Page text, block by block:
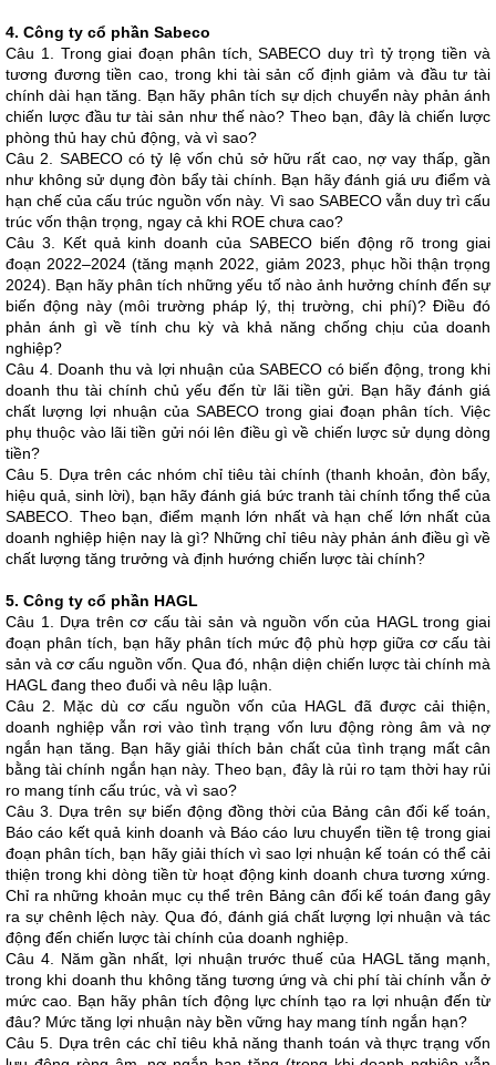
4. Công ty cổ phần Sabeco
Câu 1. Trong giai đoạn phân tích, SABECO duy trì tỷ trọng tiền và
tương đương tiền cao, trong khi tài sản cố định giảm và đầu tư tài
chính dài hạn tăng. Bạn hãy phân tích sự dịch chuyển này phản ánh
chiến lược đầu tư tài sản như thế nào? Theo bạn, đây là chiến lược
phòng thủ hay chủ động, và vì sao?
Câu 2. SABECO có tỷ lệ vốn chủ sở hữu rất cao, nợ vay thấp, gần
như không sử dụng đòn bẩy tài chính. Bạn hãy đánh giá ưu điểm và
hạn chế của cấu trúc nguồn vốn này. Vì sao SABECO vẫn duy trì cấu
trúc vốn thận trọng, ngay cả khi ROE chưa cao?
Câu 3. Kết quả kinh doanh của SABECO biến động rõ trong giai
đoạn 2022–2024 (tăng mạnh 2022, giảm 2023, phục hồi thận trọng
2024). Bạn hãy phân tích những yếu tố nào ảnh hưởng chính đến sự
biến động này (môi trường pháp lý, thị trường, chi phí)? Điều đó
phản ánh gì về tính chu kỳ và khả năng chống chịu của doanh
nghiệp?
Câu 4. Doanh thu và lợi nhuận của SABECO có biến động, trong khi
doanh thu tài chính chủ yếu đến từ lãi tiền gửi. Bạn hãy đánh giá
chất lượng lợi nhuận của SABECO trong giai đoạn phân tích. Việc
phụ thuộc vào lãi tiền gửi nói lên điều gì về chiến lược sử dụng dòng
tiền?
Câu 5. Dựa trên các nhóm chỉ tiêu tài chính (thanh khoản, đòn bẩy,
hiệu quả, sinh lời), bạn hãy đánh giá bức tranh tài chính tổng thể của
SABECO. Theo bạn, điểm mạnh lớn nhất và hạn chế lớn nhất của
doanh nghiệp hiện nay là gì? Những chỉ tiêu này phản ánh điều gì về
chất lượng tăng trưởng và định hướng chiến lược tài chính?
5. Công ty cổ phần HAGL
Câu 1. Dựa trên cơ cấu tài sản và nguồn vốn của HAGL trong giai
đoạn phân tích, bạn hãy phân tích mức độ phù hợp giữa cơ cấu tài
sản và cơ cấu nguồn vốn. Qua đó, nhận diện chiến lược tài chính mà
HAGL đang theo đuổi và nêu lập luận.
Câu 2. Mặc dù cơ cấu nguồn vốn của HAGL đã được cải thiện,
doanh nghiệp vẫn rơi vào tình trạng vốn lưu động ròng âm và nợ
ngắn hạn tăng. Bạn hãy giải thích bản chất của tình trạng mất cân
bằng tài chính ngắn hạn này. Theo bạn, đây là rủi ro tạm thời hay rủi
ro mang tính cấu trúc, và vì sao?
Câu 3. Dựa trên sự biến động đồng thời của Bảng cân đối kế toán,
Báo cáo kết quả kinh doanh và Báo cáo lưu chuyển tiền tệ trong giai
đoạn phân tích, bạn hãy giải thích vì sao lợi nhuận kế toán có thể cải
thiện trong khi dòng tiền từ hoạt động kinh doanh chưa tương xứng.
Chỉ ra những khoản mục cụ thể trên Bảng cân đối kế toán đang gây
ra sự chênh lệch này. Qua đó, đánh giá chất lượng lợi nhuận và tác
động đến chiến lược tài chính của doanh nghiệp.
Câu 4. Năm gần nhất, lợi nhuận trước thuế của HAGL tăng mạnh,
trong khi doanh thu không tăng tương ứng và chi phí tài chính vẫn ở
mức cao. Bạn hãy phân tích động lực chính tạo ra lợi nhuận đến từ
đâu? Mức tăng lợi nhuận này bền vững hay mang tính ngắn hạn?
Câu 5. Dựa trên các chỉ tiêu khả năng thanh toán và thực trạng vốn